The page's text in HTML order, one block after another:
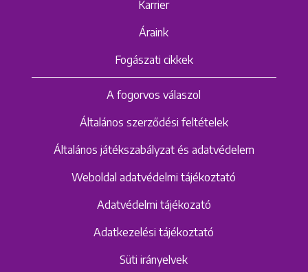
Karrier
Áraink
Fogászati cikkek
A fogorvos válaszol
Általános szerződési feltételek
Általános játékszabályzat és adatvédelem
Weboldal adatvédelmi tájékoztató
Adatvédelmi tájékozató
Adatkezelési tájékoztató
Süti irányelvek